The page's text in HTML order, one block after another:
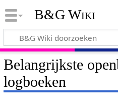
B&G Wiki
Belangrijkste
logboeken